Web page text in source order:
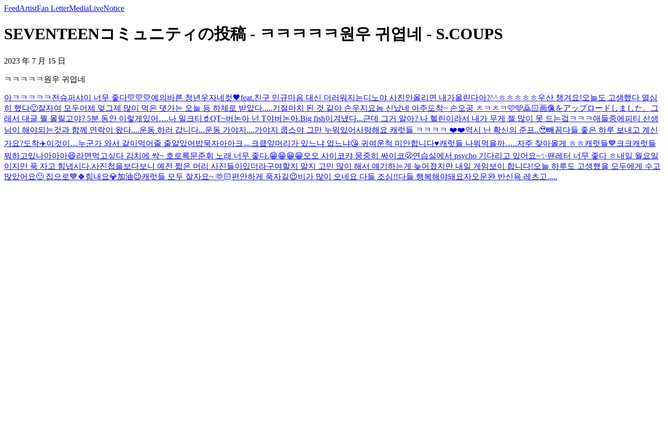
FeedArtistFan LetterMediaLiveNotice
SEVENTEENコミュニティの投稿 - ㅋㅋㅋㅋㅋ원우 귀엽네 - S.COUPS
2023 年 7 月 15 日
ㅋㅋㅋㅋㅋ원우 귀엽네
아ㅋㅋㅋㅋㅋ전슈퍼샤이 너무 좋다💛💛💛예의바른 청년 우자네컷🖤feat.친구 민규마음 대신 더러워지는디노야 사진안올리면 내가올린다아?^^ㅎㅎㅎㅎㅎ우산 챙겨요!오늘도 고생했다 열심
히 했다🙂잘자여 모두어제 엊그제 많이 먹은 댓가는 오늘 등 하체로 받았다.....기절마치 된 것 같아 손우지 요놈 신났네 아주도착~ 손오공 ㅊㅋㅊㅋ🩷🩵🙇🏻画像をアップロードしました。
그
래서 대글 뭘 올릴고야? 5분 동안 이렇게있어….나 밀크티🥤 QT~버논아 넌 T야버논아.Big fish이겨냈다...근데 그거 알아? 나 헬린이라서 내가 무게 젤 많이 못 드는겈ㅋㅋㅋ애들중에 피티 선생
님이 해야되는것과 함께 연락이 왔다....운동 하러 갑니다...운동 가야지....가야지 쿱스야 그만 누워있어사랑해요 캐럿들 ㅋㅋㅋㅋ ❤️❤️역시 난 확신의 준프..🥹빼꼼다들 좋은 하루 보내고 계신
가요?도착✈️이것이…누군가 와서 같이먹어줄 줄알았어 밥묵자아아크ㅡ크킄앞머리가 있느냐 없느냐😘 귀여운척 미안합니다♥️캐럿들 나뭐먹을까…..자주 찾아올게 ㅎㅎ캐럿들💙크크캐럿들
뭐하고있나아아아😆라면먹고싶다 김치에 싹~ 호로록문준휘 노래 너무 좋다.😁😁😁😁오오 사이코캬 뭉중히 싸이코🫢연습실에서 psycho 기다리고 있어요~✨팬레터 너무 좋다 ㅎ내일 월요일
이지만 푹 자고 힘냅시다.사진첩을보다보니 예전 짧은 머리 사진들이있더라구여 할지 말지 고민 많이 해서 얘기하는게 늦어졌지만 내일 게임보이 합니다!오늘 하루도 고생했을 모두에게 수고
많았어요🙂 집으로💙 🍀힘내요💎加油😉캐럿들 모두 잘자요~ 🫶🏻편안하게 푹자길😉비가 많이 오네요 다들 조심!!다들 행복해야돼요자오운완 반신욕 레츠고.....